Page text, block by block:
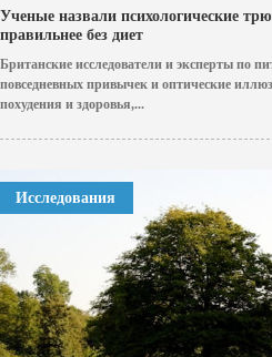
Ученые назвали психологические
правильнее без диет
Британские исследователи и эксперты по
повседневных привычек и оптические
похудения и здоровья,...
Исследования